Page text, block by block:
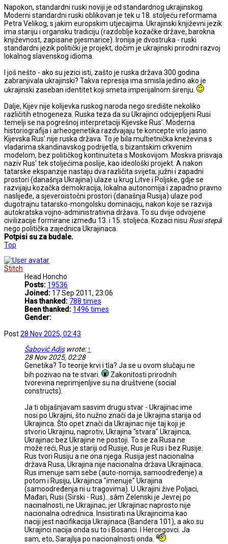
Napokon, standardni ruski noviji je od standardnog ukrajinskog.
Moderni standardni ruski oblikovan je tek u 18. stoljeću reformama
Petra Velikog, s jakim europskim utjecajima. Ukrajinski književni jezik
ima stariju i organsku tradiciju (razdoblje kozačke države, barokna
književnost, zapisane pjesmarice). Ironija je dvostruka - ruski
standardni jezik politički je projekt, dočim je ukrajinski prirodni razvoj
lokalnog slavenskog idioma.
I još nešto - ako su jezici isti, zašto je ruska država 300 godina
zabranjivala ukrajinski? Takva represija ima smisla jedino ako je
ukrajinski zaseban identitet koji smeta imperijalnom širenju.
Dalje, Kijev nije kolijevka ruskog naroda nego središte nekoliko
različitih etnogeneza. Ruska teza da su Ukrajinci odcijepljeni Rusi
temelji se na pogrešnoj interpretaciji Kijevske Rus'. Moderna
historiografija i arheogenetika razdvajaju te koncepte vrlo jasno.
Kijevska Rus' nije ruska država. To je bila multietnička kneževina s
vladarima skandinavskog podrijetla, s bizantskim crkvenim
modelom, bez političkog kontinuiteta s Moskovijom. Moskva prisvaja
naziv Rus' tek stoljećima poslije, kao ideološki projekt. A nakon
tatarske ekspanzije nastaju dva različita svijeta; južni i zapadni
prostori (današnja Ukrajina) ulaze u krug Litve i Poljske, gdje se
razvijaju kozačka demokracija, lokalna autonomija i zapadno pravno
naslijeđe, a sjeveroistočni prostori (današnja Rusija) ulaze pod
dugotrajnu tatarsko-mongolsku dominaciju, nakon koje se razvija
autokratska vojno-administrativna država. To su dvije odvojene
civilizacije formirane između 13. i 15. stoljeća. Kozaci nisu Rusi stepâ
nego politička zajednica Ukrajinaca.
Potpisi su za budale.
Top
Stitch
Head Honcho
Posts: 19536
Joined: 17 Sep 2011, 23:06
Has thanked: 788 times
Been thanked: 1496 times
Gender:
Post28 Nov 2025, 02:43
Šabović Adiswrote: ↑
28 Nov 2025, 02:28
Genetika? To teorije krvi i tla? Ja se u ovom slučaju ne
bih pozivao na te stvari.
Zakonitosti prirodnih
tvorevina neprimjenljive su na društvene (social
constructs).
Ja ti objašnjavam sasvim drugu stvar - Ukrajinac ime
nosi po Ukrajini, što nužno znači da je Ukrajina starija od
Ukrajinca. Što opet znači da Ukrajinac nije taj koji je
stvorio Ukrajinu, naprotiv, Ukrajina "stvara" Ukrajinca,
Ukrajinac bez Ukrajine ne postoji. To se za Rusa ne
može reći, Rus je stariji od Rusije, Rus je Rus i bez Rusije.
Rus tvori Rusiju a ne ona njega. Rusija jest nacionalna
država Rusa, Ukrajina nije nacionalna država Ukrajinaca.
Rus imenuje sam sebe (auto-nomija, samoodređenje) a
potom i Rusiju, Ukrajinca "imenuje" Ukrajina
(samoodređenja ni u tragovima). U Ukrajini žive Poljaci,
Mađari, Rusi (Sirski - Rus)...sâm Zelenski je Jevrej po
nacinalnosti, ne Ukrajinac, jer Ukrajinac naprosto nije
nacionalna odrednica. Insistirati na Ukrajincima kao
naciji jest nacifikacija Ukrajinaca (Bandera 101), a ako su
Ukrajinci nacija onda su to i Bosanci. I Hercegovci. Ja
sam, eto, Sarajlija po nacionalnosti onda.